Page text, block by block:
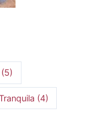
(5)
(4)